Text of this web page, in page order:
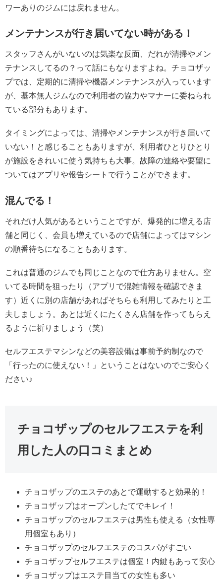
ワーありのジムには戻れません。
メンテナンスが行き届いてない時がある！
スタッフさんがいないのは気楽な反面、だれが清掃やメン
テナンスしてるの？って話にもなりますよね。チョコザッ
プでは、定期的に清掃や機器メンテナンスが入っています
が、基本無人ジムなので利用者の協力やマナーに委ねられ
ている部分もあります。
タイミングによっては、清掃やメンテナンスが行き届いて
いない！と感じることもありますが、利用者ひとりひとり
が施設をきれいに使う気持ちも大事。故障の連絡や要望に
ついてはアプリや報告シートで行うことができます。
混んでる！
それだけ人気があるということですが、爆発的に増える店
舗と同じく、会員も増えているので店舗によってはマシン
の順番待ちになることもあります。
これは普通のジムでも同じことなので仕方ありません。空
いてる時間を狙ったり（アプリで混雑情報を確認できま
す）近くに別の店舗があればそちらも利用してみたりと工
夫しましょう。あとは近くにたくさん店舗を作ってもらえ
るように祈りましょう（笑）
セルフエステマシンなどの美容設備は事前予約制なので
「行ったのに使えない！」ということはないのでご安心く
ださい♪
チョコザップのセルフエステを利
用した人の口コミまとめ
チョコザップのエステのあとで運動すると効果的！
チョコザップはオープンしたてでキレイ！
チョコザップのセルフエステは男性も使える（女性専
用個室もあり）
チョコザップのセルフエステのコスパがすごい
チョコザップセルフエステは個室！内鍵もあって安心
チョコザップはエステ目当ての女性も多い